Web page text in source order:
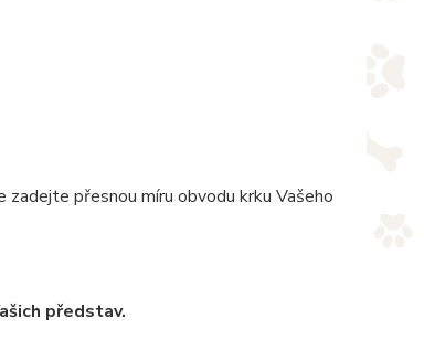
přesnou míru obvodu krku Vašeho
představ.